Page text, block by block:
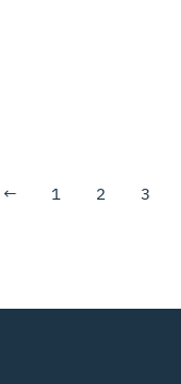
← 1 2 3